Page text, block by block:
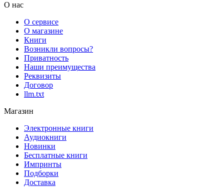
О нас
О сервисе
О магазине
Книги
Возникли вопросы?
Приватность
Наши преимущества
Реквизиты
Договор
llm.txt
Магазин
Электронные книги
Аудиокниги
Новинки
Бесплатные книги
Импринты
Подборки
Доставка